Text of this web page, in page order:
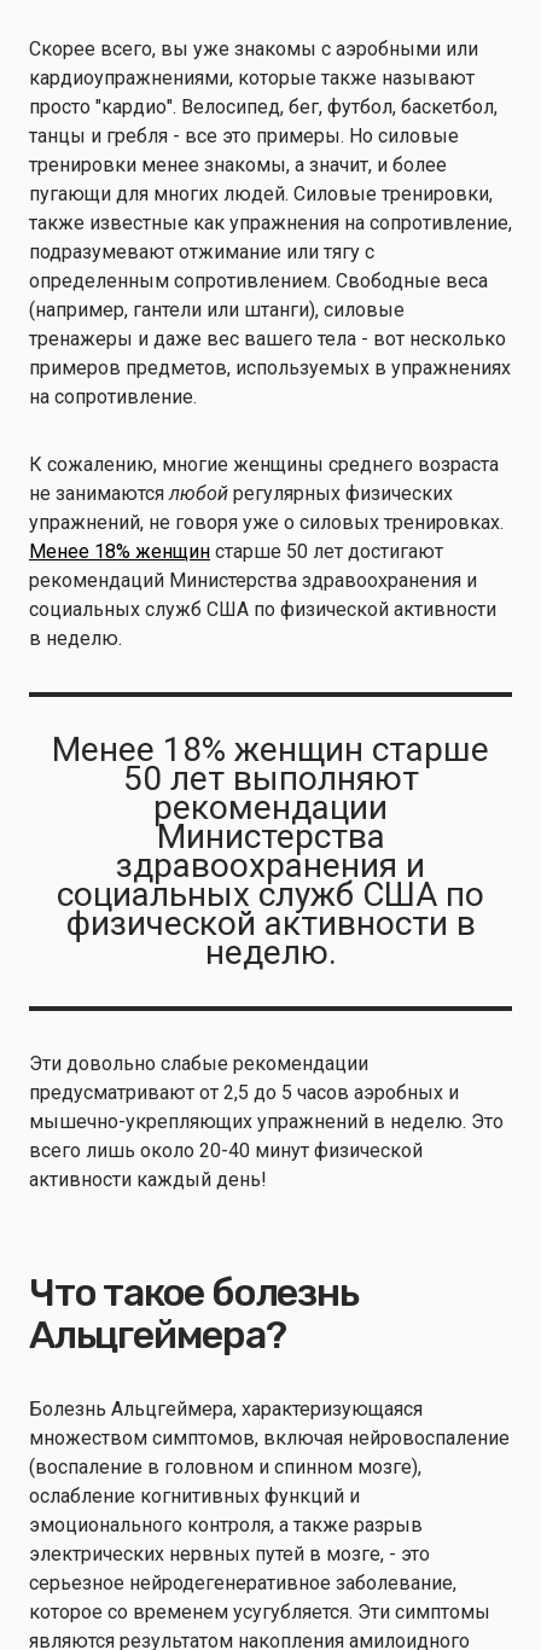
Скорее всего, вы уже знакомы с аэробными или
кардиоупражнениями, которые также называют
просто "кардио". Велосипед, бег, футбол, баскетбол,
танцы и гребля - все это примеры. Но силовые
тренировки менее знакомы, а значит, и более
пугающи для многих людей. Силовые тренировки,
также известные как упражнения на сопротивление,
подразумевают отжимание или тягу с
определенным сопротивлением. Свободные веса
(например, гантели или штанги), силовые
тренажеры и даже вес вашего тела - вот несколько
примеров предметов, используемых в упражнениях
на сопротивление.
К сожалению, многие женщины среднего возраста
не занимаютсялюбой регулярных физических
упражнений, не говоря уже о силовых тренировках.
Менее 18% женщин старше 50 лет достигают
рекомендаций Министерства здравоохранения и
социальных служб США по физической активности
в неделю.
Менее 18% женщин старше
50 лет выполняют
рекомендации
Министерства
здравоохранения и
социальных служб США по
физической активности в
неделю.
Эти довольно слабые рекомендации
предусматривают от 2,5 до 5 часов аэробных и
мышечно-укрепляющих упражнений в неделю. Это
всего лишь около 20-40 минут физической
активности каждый день!
Что такое болезнь
Альцгеймера?
Болезнь Альцгеймера, характеризующаяся
множеством симптомов, включая нейровоспаление
(воспаление в головном и спинном мозге),
ослабление когнитивных функций и
эмоционального контроля, а также разрыв
электрических нервных путей в мозге, - это
серьезное нейродегенеративное заболевание,
которое со временем усугубляется. Эти симптомы
являются результатом накопления амилоидного